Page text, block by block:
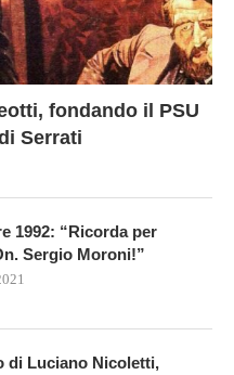
fondando il PSU
Serrati
1992: “Ricorda per
Sergio Moroni!”
di Luciano Nicoletti,